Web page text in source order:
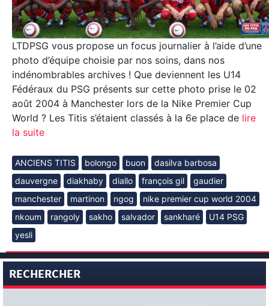
LTDPSG vous propose un focus journalier à l’aide d’une
photo d’équipe choisie par nos soins, dans nos
indénombrables archives ! Que deviennent les U14
Fédéraux du PSG présents sur cette photo prise le 02
août 2004 à Manchester lors de la Nike Premier Cup
World ? Les Titis s’étaient classés à la 6e place de lire
la suite
ANCIENS TITIS bolongo buon
dasilva barbosa
dauvergne
diakhaby diallo françois gil
gaudier
manchester
martinon ngog
nike premier cup world 2004
nkoum
rangoly sakho salvador sankharé
U14 PSG
yesli
RECHERCHER